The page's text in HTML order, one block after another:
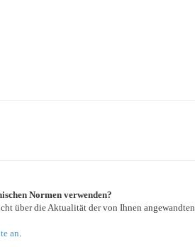
Normen verwenden?
über die Aktualität der von Ihnen
an.